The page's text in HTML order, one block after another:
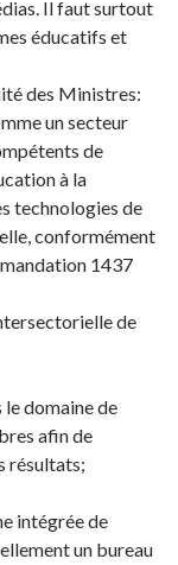
Il faut surtout
éducatifs et
des Ministres:
un secteur
de
à la
technologies de
conformément
1437
de
le domaine de
afin de
résultats;
intégrée de
un bureau